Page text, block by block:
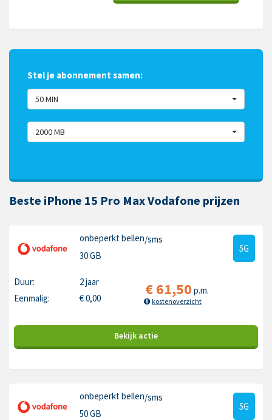
Stel je abonnement samen:
50 MIN
2000 MB
Beste iPhone 15 Pro Max Vodafone prijzen
onbeperkt bellen/sms
30 GB
5G
Duur:
2 jaar
Eenmalig:
€0,00 €61,50 p.m.
kostenoverzicht
Bekijk actie
onbeperkt bellen/sms
50 GB
5G